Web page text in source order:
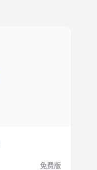
免费版